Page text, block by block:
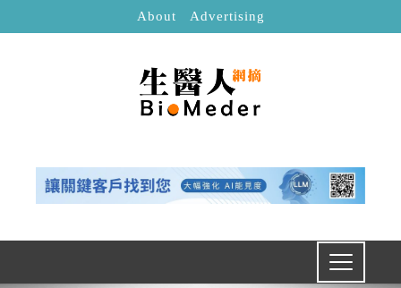
About Advertising